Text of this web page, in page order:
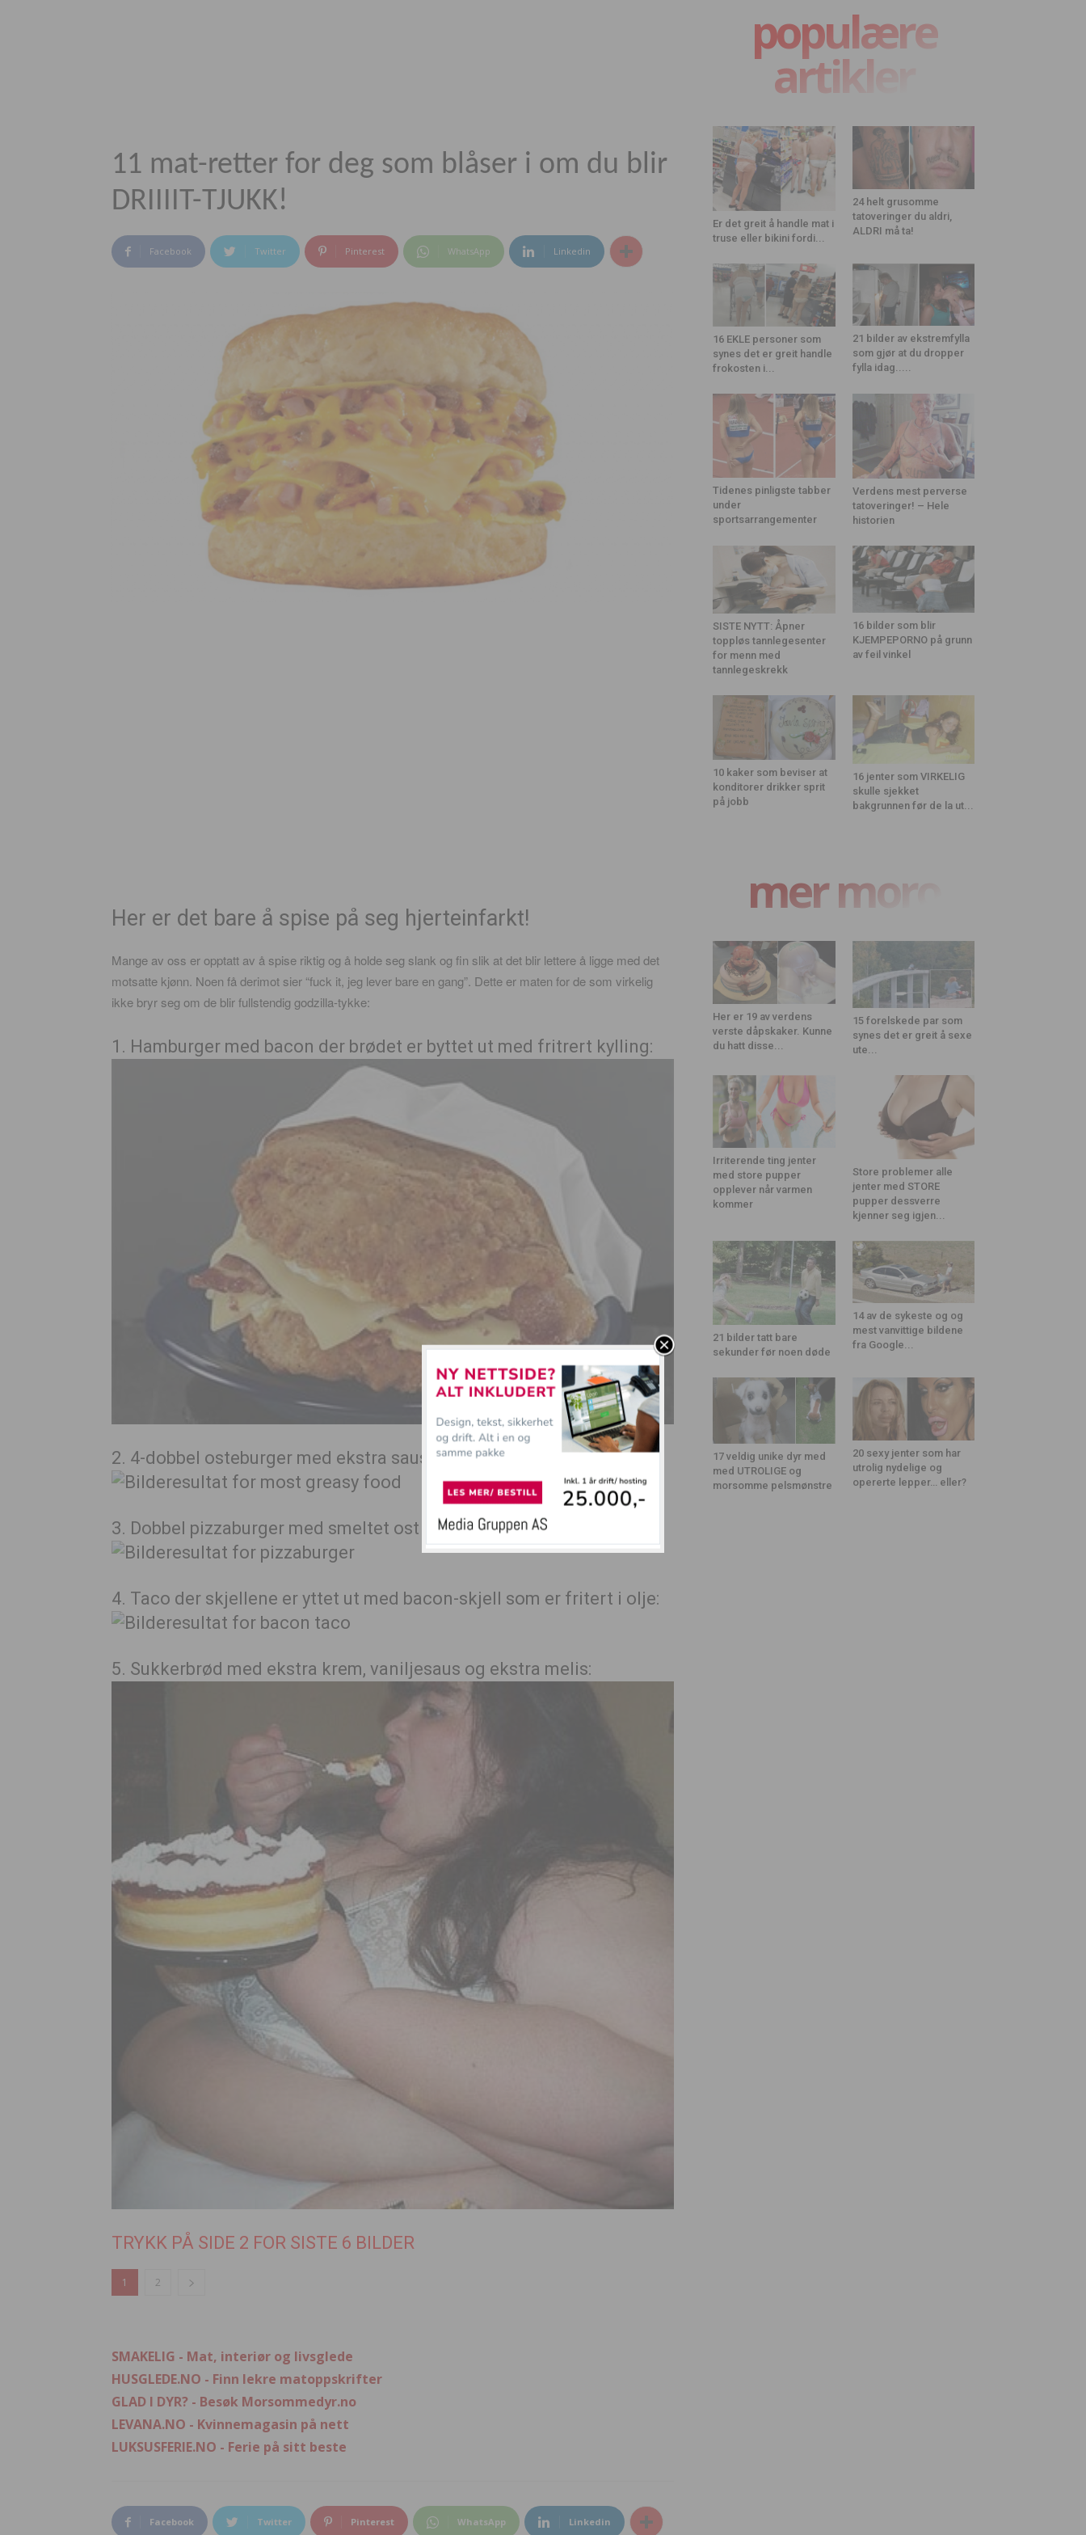
11 mat-retter for deg som blåser i om du blir
DRIIIIT-TJUKK!
Facebook Twitter Pinterest WhatsApp Linkedin
Her er det bare å spise på seg hjerteinfarkt!
Mange av oss er opptatt av å spise riktig og å holde seg slank og fin slik at det blir lettere å ligge med det
motsatte kjønn. Noen få derimot sier “fuck it, jeg lever bare en gang”. Dette er maten for de som virkelig
ikke bryr seg om de blir fullstendig godzilla-tykke:
1. Hamburger med bacon der brødet er byttet ut med fritrert kylling:
2. 4-dobbel osteburger med ekstra saus med smeltet smør over:
3. Dobbel pizzaburger med smeltet ost og ekstra sukret bbq-saus:
4. Taco der skjellene er yttet ut med bacon-skjell som er fritert i olje:
5. Sukkerbrød med ekstra krem, vaniljesaus og ekstra melis:
TRYKK PÅ SIDE 2 FOR SISTE 6 BILDER
1 2
SMAKELIG - Mat, interiør og livsglede
HUSGLEDE.NO - Finn lekre matoppskrifter
GLAD I DYR? - Besøk Morsommedyr.no
LEVANA.NO - Kvinnemagasin på nett
LUKSUSFERIE.NO - Ferie på sitt beste
Facebook Twitter Pinterest WhatsApp Linkedin
populære
artikler
Er det greit å handle mat i
truse eller bikini fordi...
24 helt grusomme
tatoveringer du aldri,
ALDRI må ta!
16 EKLE personer som
synes det er greit handle
frokosten i...
21 bilder av ekstremfylla
som gjør at du dropper
fylla idag.....
Tidenes pinligste tabber
under
sportsarrangementer
Verdens mest perverse
tatoveringer! – Hele
historien
SISTE NYTT: Åpner
toppløs tannlegesenter
for menn med
tannlegeskrekk
16 bilder som blir
KJEMPEPORNO på grunn
av feil vinkel
10 kaker som beviser at
konditorer drikker sprit
på jobb
16 jenter som VIRKELIG
skulle sjekket
bakgrunnen før de la ut...
mer moro
Her er 19 av verdens
verste dåpskaker. Kunne
du hatt disse...
15 forelskede par som
synes det er greit å sexe
ute...
Irriterende ting jenter
med store pupper
opplever når varmen
kommer
Store problemer alle
jenter med STORE
pupper dessverre
kjenner seg igjen...
21 bilder tatt bare
sekunder før noen døde
14 av de sykeste og og
mest vanvittige bildene
fra Google...
17 veldig unike dyr med
med UTROLIGE og
morsomme pelsmønstre
20 sexy jenter som har
utrolig nydelige og
opererte lepper… eller?